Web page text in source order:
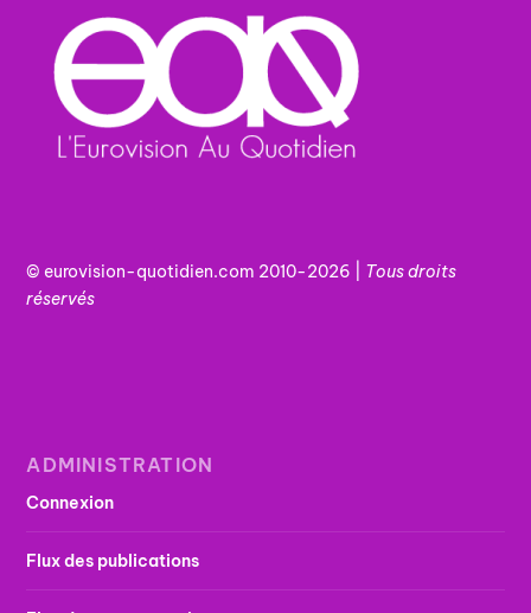
© eurovision-quotidien.com 2010-2026 | Tousdroits
réservés
ADMINISTRATION
Connexion
Flux des publications